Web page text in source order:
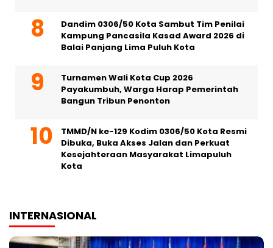
Dandim 0306/50 Kota Sambut Tim Penilai
Kampung Pancasila Kasad Award 2026 di
Balai Panjang Lima Puluh Kota
Turnamen Wali Kota Cup 2026
Payakumbuh, Warga Harap Pemerintah
Bangun Tribun Penonton
TMMD/N ke-129 Kodim 0306/50 Kota Resmi
Dibuka, Buka Akses Jalan dan Perkuat
Kesejahteraan Masyarakat Limapuluh
Kota
INTERNASIONAL